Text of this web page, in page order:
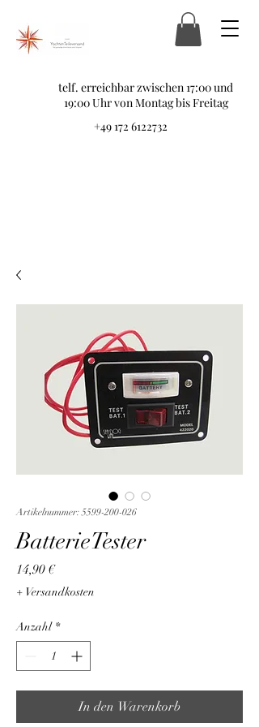
telf. erreichbar zwischen 17:00 und
19:00 Uhr von Montag bis Freitag
+49 172 6122732
Artikelnummer: 5599-200-026
BatterieTester
14,90 €Preis
+ Versandkosten
Anzahl *
In den Warenkorb